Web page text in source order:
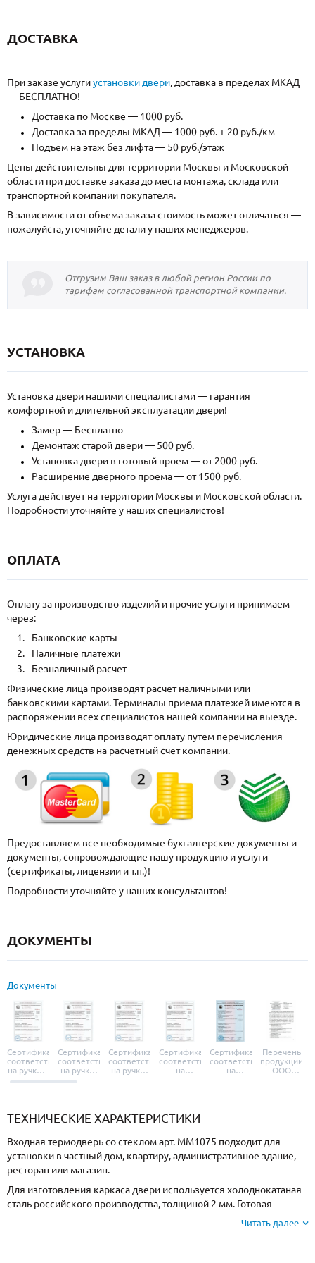
ДОСТАВКА
При заказе услугиустановки двери, доставка в пределах МКАД
— БЕСПЛАТНО!
Доставка по Москве — 1000 руб.
Доставка за пределы МКАД — 1000 руб. + 20 руб./км
Подъем на этаж без лифта — 50 руб./этаж
Цены действительны для территории Москвы и Московской
области при доставке заказа до места монтажа, склада или
транспортной компании покупателя.
В зависимости от объема заказа стоимость может отличаться —
пожалуйста, уточняйте детали у наших менеджеров.
Отгрузим Ваш заказ в любой регион России по
тарифам согласованной транспортной компании.
УСТАНОВКА
Установка двери нашими специалистами — гарантия
комфортной и длительной эксплуатации двери!
Замер — Бесплатно
Демонтаж старой двери — 500 руб.
Установка двери в готовый проем — от 2000 руб.
Расширение дверного проема — от 1500 руб.
Услуга действует на территории Москвы и Московской области.
Подробности уточняйте у наших специалистов!
ОПЛАТА
Оплату за производство изделий и прочие услуги принимаем
через:
Банковские карты
Наличные платежи
Безналичный расчет
Физические лица производят расчет наличными или
банковскими картами. Терминалы приема платежей имеются в
распоряжении всех специалистов нашей компании на выезде.
Юридические лица производят оплату путем перечисления
денежных средств на расчетный счет компании.
Предоставляем все необходимые бухгалтерские документы и
документы, сопровождающие нашу продукцию и услуги
(сертификаты, лицензии и т.п.)!
Подробности уточняйте у наших консультантов!
ДОКУМЕНТЫ
Документы
Сертификат
соответствия
на ручки и
броненакладки
Сертификат
соответствия
на ручки-
защелки
Сертификат
соответствия
на ручки-
Сертификат
соответствия
на
Сертификат
соответствия
на
Перечень
продукции
ООО
ТЕХНИЧЕСКИЕ ХАРАКТЕРИСТИКИ
Входная термодверь со стеклом арт. ММ1075 подходит для
установки в частный дом, квартиру, административное здание,
ресторан или магазин.
Для изготовления каркаса двери используется холоднокатаная
сталь российского производства, толщиной 2 мм. Готовая
конструкция имеет повышенную прочность и взломостойкость.
Читать далее